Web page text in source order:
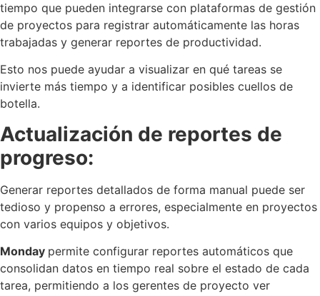
tiempo que pueden integrarse con plataformas de gestión
de proyectos para registrar automáticamente las horas
trabajadas y generar reportes de productividad.
Esto nos puede ayudar a visualizar en qué tareas se
invierte más tiempo y a identificar posibles cuellos de
botella.
Actualización de reportes de
progreso:
Generar reportes detallados de forma manual puede ser
tedioso y propenso a errores, especialmente en proyectos
con varios equipos y objetivos.
Monday permite configurar reportes automáticos que
consolidan datos en tiempo real sobre el estado de cada
tarea, permitiendo a los gerentes de proyecto ver